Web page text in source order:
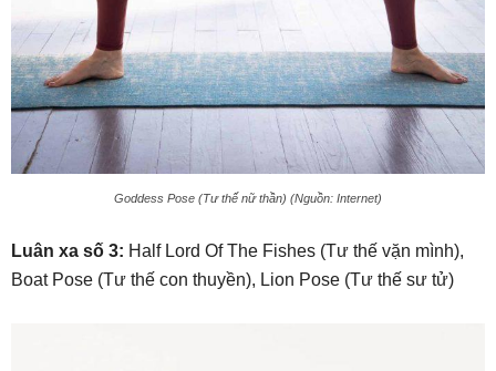
Goddess Pose (Tư thế nữ thần) (Nguồn: Internet)
Luân xa số 3: Half Lord Of The Fishes (Tư thế vặn mình),
Boat Pose (Tư thế con thuyền), Lion Pose (Tư thế sư tử)